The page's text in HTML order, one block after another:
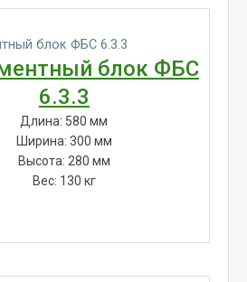
блок ФБС
6.3.3
Длина: 580 мм
Ширина: 300 мм
Высота: 280 мм
Вес: 130 кг